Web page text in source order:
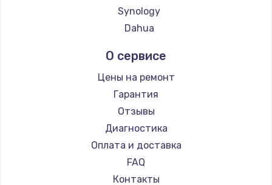
Заказать
2990 руб.
Заказать
Ремонт разъема питания
1330 руб.
Заказать
Замена видеокарты
Synology
Dahua
О сервисе
Цены на ремонт
Гарантия
Отзывы
Диагностика
Оплата и доставка
FAQ
Контакты